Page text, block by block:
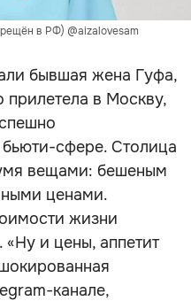
в РФ) @aizalovesam
бывшая жена Гуфа,
в Москву,
сфере. Столица
вещами: бешеным
ценами.
жизни
и цены, аппетит
канале,